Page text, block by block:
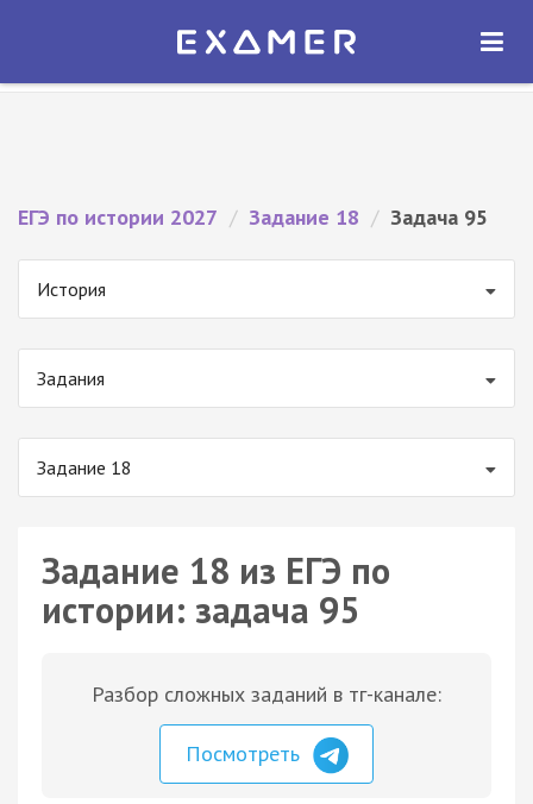
Экзамер — ЕГЭ 2027
ОТКРЫТЬ
ЕГЭ по истории 2027 / Задание 18 / Задача 95
История
Задания
Задание 18
Задание 18 из ЕГЭ по
истории: задача 95
Разбор сложных заданий в тг-канале:
Посмотреть